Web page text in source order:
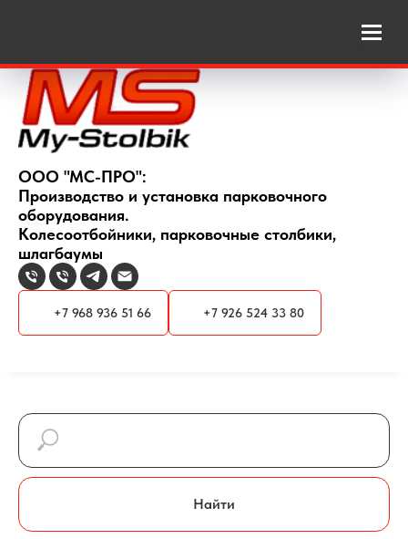
ООО "МС-ПРО":
Производство и установка парковочного
оборудования.
Колесоотбойники, парковочные столбики,
шлагбаумы
+7 968 936 51 66 +7 926 524 33 80
Найти